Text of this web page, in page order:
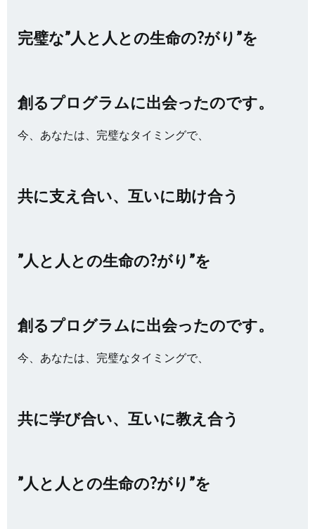
完璧な”人と人との生命の?がり”を
創るプログラムに出会ったのです。
今、あなたは、完璧なタイミングで、
共に支え合い、互いに助け合う
”人と人との生命の?がり”を
創るプログラムに出会ったのです。
今、あなたは、完璧なタイミングで、
共に学び合い、互いに教え合う
”人と人との生命の?がり”を